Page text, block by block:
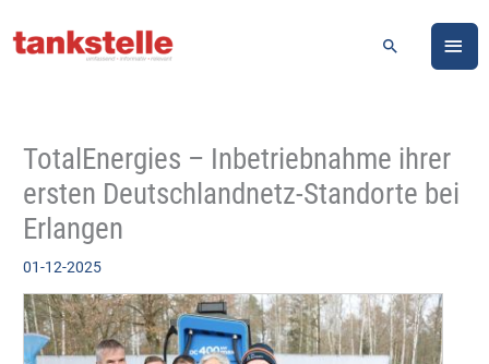
Inhalt
Suchen
TotalEnergies – Inbetriebnahme ihrer
ersten Deutschlandnetz-Standorte bei
Erlangen
01-12-2025